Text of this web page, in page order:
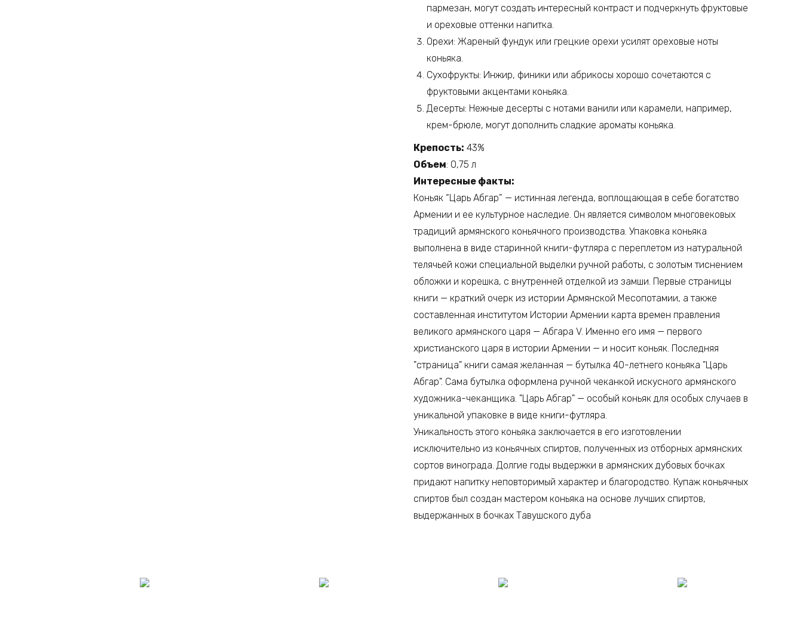
пармезан, могут создать интересный контраст и подчеркнуть фруктовые
и ореховые оттенки напитка.
Орехи: Жареный фундук или грецкие орехи усилят ореховые ноты
коньяка.
Сухофрукты: Инжир, финики или абрикосы хорошо сочетаются с
фруктовыми акцентами коньяка.
Десерты: Нежные десерты с нотами ванили или карамели, например,
крем-брюле, могут дополнить сладкие ароматы коньяка.
Крепость: 43%
Объем: 0,75 л
Интересные факты:
Коньяк “Царь Абгар” — истинная легенда, воплощающая в себе богатство
Армении и ее культурное наследие. Он является символом многовековых
традиций армянского коньячного производства. Упаковка коньяка
выполнена в виде старинной книги-футляра с переплетом из натуральной
телячьей кожи специальной выделки ручной работы, с золотым тиснением
обложки и корешка, с внутренней отделкой из замши. Первые страницы
книги — краткий очерк из истории Армянской Месопотамии, а также
составленная институтом Истории Армении карта времен правления
великого армянского царя — Абгара V. Именно его имя — первого
христианского царя в истории Армении — и носит коньяк. Последняя
"страница" книги самая желанная — бутылка 40-летнего коньяка "Царь
Абгар". Сама бутылка оформлена ручной чеканкой искусного армянского
художника-чеканщика. "Царь Абгар" — особый коньяк для особых случаев в
уникальной упаковке в виде книги-футляра.
Уникальность этого коньяка заключается в его изготовлении
исключительно из коньячных спиртов, полученных из отборных армянских
сортов винограда. Долгие годы выдержки в армянских дубовых бочках
придают напитку неповторимый характер и благородство. Купаж коньячных
спиртов был создан мастером коньяка на основе лучших спиртов,
выдержанных в бочках Тавушского дуба